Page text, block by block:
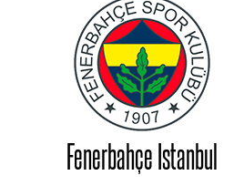
Fenerbahçe Istanbul